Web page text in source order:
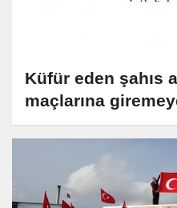
Küfür eden şahıs
maçlarına